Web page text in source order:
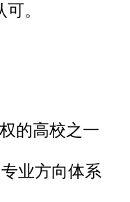
。
的高校之一
业方向体系